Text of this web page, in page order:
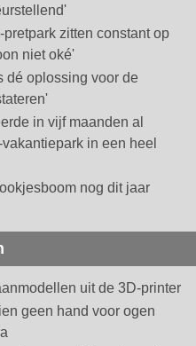
zitten constant op
niet oké'
dé oplossing voor de
in vijf maanden al
in een heel
nog dit jaar
uit de 3D-printer
geen hand voor ogen